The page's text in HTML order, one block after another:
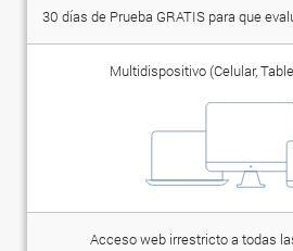
30 días de Prueba GRATIS para que
Multidispositivo (Celular,
Acceso web irrestricto a todas